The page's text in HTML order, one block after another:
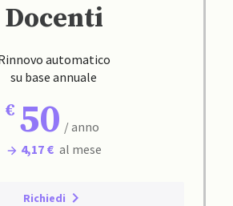
Docenti
automatico
su base annuale
50 / anno
4,17 € al mese
Richiedi